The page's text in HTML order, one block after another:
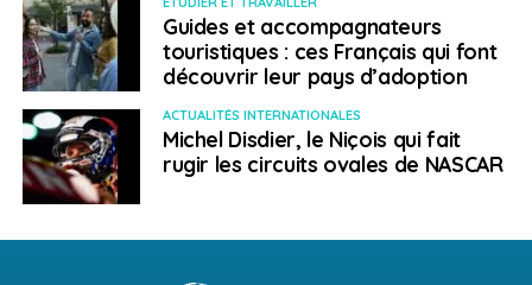
Guides et accompagnateurs
touristiques : ces Français qui font
découvrir leur pays d’adoption
ACTUALITÉS INTERNATIONALES
Michel Disdier, le Niçois qui fait
rugir les circuits ovales de NASCAR